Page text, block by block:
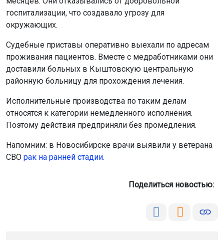
госпитализации, что создавало угрозу для
окружающих.
Судебные приставы оперативно выехали по адресам
проживания пациентов. Вместе с медработниками они
доставили больных в Кыштовскую центральную
районную больницу для прохождения лечения.
Исполнительные производства по таким делам
относятся к категории немедленного исполнения.
Поэтому действия предприняли без промедления.
Напомним: в Новосибирске врачи выявили у ветерана
СВО рак на ранней стадии.
Поделиться новостью: